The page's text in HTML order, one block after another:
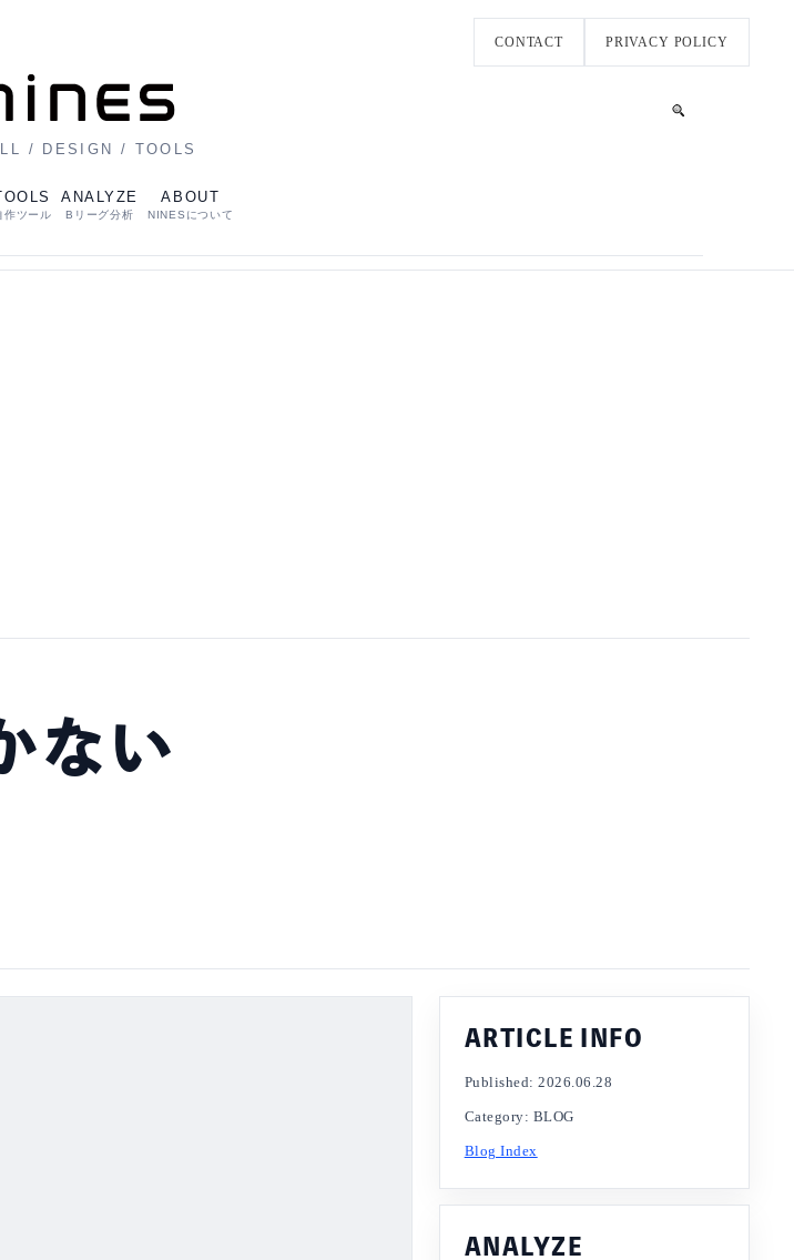
CONTACT PRIVACY POLICY
/ DESIGN / TOOLS
作ツール
ANALYZE
Bリーグ分析
ABOUT
NINESについて
ない
ARTICLE INFO
Published: 2026.06.28
Category: BLOG
Blog Index
ANALYZE